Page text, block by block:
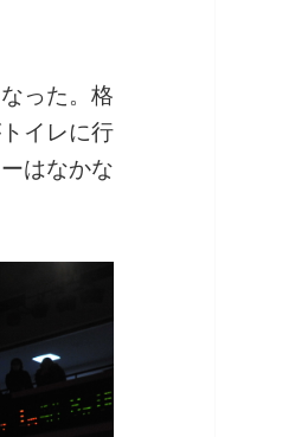
った。格
イレに行
はなかな